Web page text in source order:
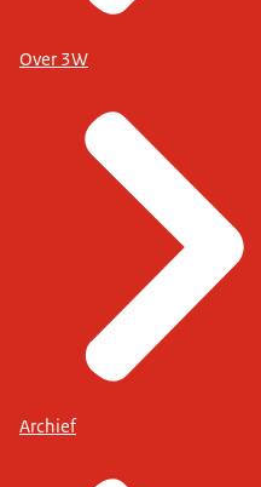
Over 3W
Archief